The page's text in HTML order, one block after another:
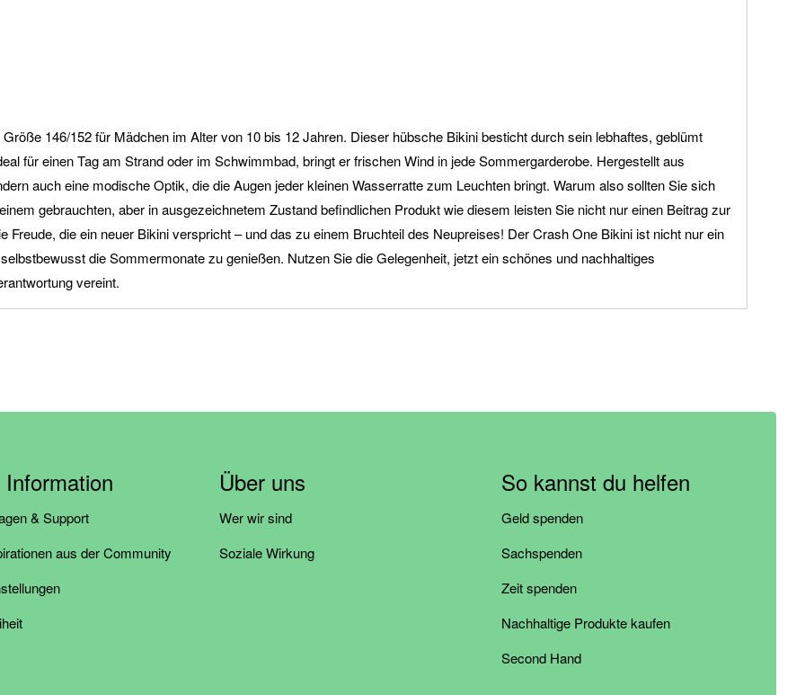
146/152 für Mädchen im Alter von 10 bis 12 Jahren. Dieser hübsche Bikini besticht durch sein lebhaftes, geblümt
für einen Tag am Strand oder im Schwimmbad, bringt er frischen Wind in jede Sommergarderobe. Hergestellt aus
auch eine modische Optik, die die Augen jeder kleinen Wasserratte zum Leuchten bringt. Warum also sollten Sie sich
gebrauchten, aber in ausgezeichnetem Zustand befindlichen Produkt wie diesem leisten Sie nicht nur einen Beitrag zur
Freude, die ein neuer Bikini verspricht – und das zu einem Bruchteil des Neupreises! Der Crash One Bikini ist nicht nur ein
die Sommermonate zu genießen. Nutzen Sie die Gelegenheit, jetzt ein schönes und nachhaltiges
vereint.
& Support
aus der Community
Über uns
Wer wir sind
Soziale Wirkung
So kannst du helfen
Geld spenden
Sachspenden
Zeit spenden
Nachhaltige Produkte kaufen
Second Hand